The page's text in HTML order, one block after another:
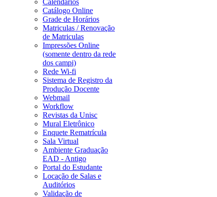
Calendários
Catálogo Online
Grade de Horários
Matriculas / Renovação
de Matriculas
Impressões Online
(somente dentro da rede
dos campi)
Rede Wi-fi
Sistema de Registro da
Produção Docente
Webmail
Workflow
Revistas da Unisc
Mural Eletrônico
Enquete Rematrícula
Sala Virtual
Ambiente Graduação
EAD - Antigo
Portal do Estudante
Locação de Salas e
Auditórios
Validação de